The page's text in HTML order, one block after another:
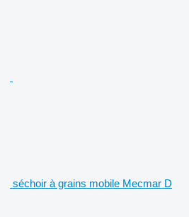
séchoir à grains mobile Mecmar D